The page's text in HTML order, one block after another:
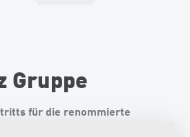
Gruppe
für die renommierte